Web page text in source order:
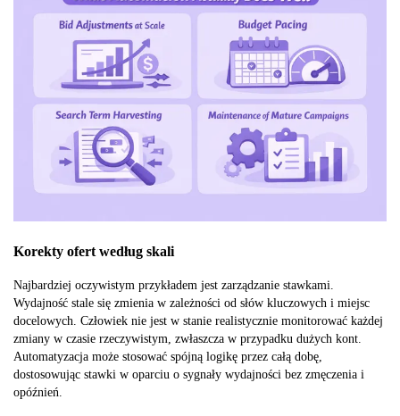
Korekty ofert według skali
Najbardziej oczywistym przykładem jest zarządzanie stawkami.
Wydajność stale się zmienia w zależności od słów kluczowych i miejsc
docelowych. Człowiek nie jest w stanie realistycznie monitorować każdej
zmiany w czasie rzeczywistym, zwłaszcza w przypadku dużych kont.
Automatyzacja może stosować spójną logikę przez całą dobę,
dostosowując stawki w oparciu o sygnały wydajności bez zmęczenia i
opóźnień.